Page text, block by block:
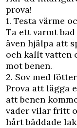
prova!
1. Testa värme
Ta ett varmt
även hjälpa att
och kallt vatten
mot benen.
2. Sov med
Prova att lägga
att benen
vader vilar fritt
hårt bäddade